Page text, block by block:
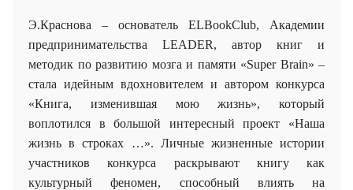
Э.Краснова – основатель ELBookClub, Академии
предпринимательства LEADER, автор книг и
методик по развитию мозга и памяти «Super Brain» –
стала идейным вдохновителем и автором конкурса
«Книга, изменившая мою жизнь», который
воплотился в большой интересный проект «Наша
жизнь в строках …». Личные жизненные истории
участников конкурса раскрывают книгу как
культурный феномен, способный влиять на